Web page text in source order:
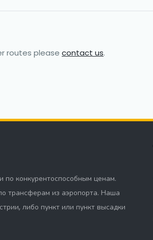
routes please contact us.
конкурентоспособным ценам.
трансферам из аэропорта. Наша
либо пункт или пункт высадки